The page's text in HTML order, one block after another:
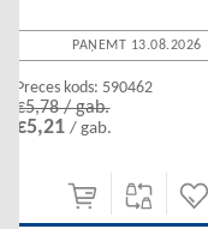
PAŅEMT 13.08.2026
Preces kods: 590462
€5,78 / gab.
€5,21/ gab.